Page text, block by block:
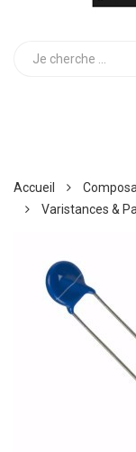
Accueil
Varistances &